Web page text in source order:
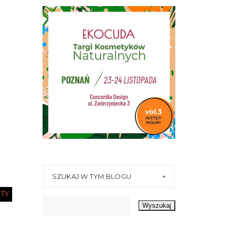
SZUKAJ W TYM BLOGU